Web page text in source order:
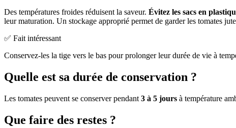
Des températures froides réduisent la saveur. Évitez les sacs en
leur maturation. Un stockage approprié permet de garder les tomates
✅ Fait intéressant
Conservez-les la tige vers le bas pour prolonger leur durée de vie à
Quelle est sa durée de conservation ?
Les tomates peuvent se conserver pendant 3 à 5 jours à température
Que faire des restes ?